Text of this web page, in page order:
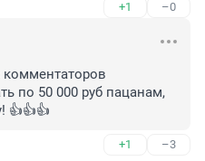
+1 –0
по 50 000 руб пацанам,
👍👍👍
+1 –3